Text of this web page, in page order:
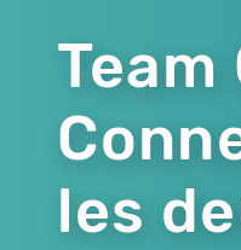
Team
les